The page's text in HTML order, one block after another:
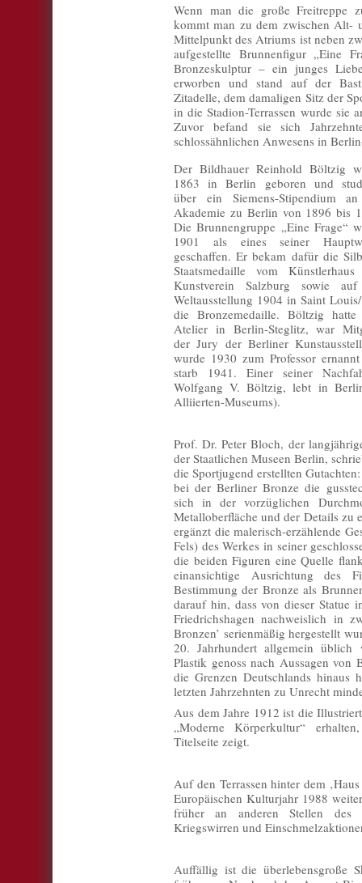
Wenn man die große Freitreppe
kommt man zu dem zwischen Alt-
Mittelpunkt des Atriums ist neben
aufgestellte Brunnenfigur „Eine
Bronzeskulptur – ein junges
erworben und stand auf der
Zitadelle, dem damaligen Sitz der
in die Stadion-Terrassen wurde sie
Zuvor befand sie sich
schlossähnlichen Anwesens in
Der Bildhauer Reinhold Böltzig
1863 in Berlin geboren und
über ein Siemens-Stipendium
Akademie zu Berlin von 1896 bis
Die Brunnengruppe „Eine Frage“
1901 als eines seiner
geschaffen. Er bekam dafür die
Staatsmedaille vom
Kunstverein Salzburg sowie
Weltausstellung 1904 in Saint
die Bronzemedaille. Böltzig hatte
Atelier in Berlin-Steglitz, war
der Jury der Berliner
wurde 1930 zum Professor
starb 1941. Einer seiner
Wolfgang V. Böltzig, lebt in
Alliierten-Museums).
Prof. Dr. Peter Bloch, der
der Staatlichen Museen Berlin,
die Sportjugend erstellten
bei der Berliner Bronze die
sich in der vorzüglichen
Metalloberfläche und der Details zu
ergänzt die malerisch-erzählende
Fels) des Werkes in seiner
die beiden Figuren eine Quelle
einansichtige Ausrichtung des
Bestimmung der Bronze als
darauf hin, dass von dieser Statue
Friedrichshagen nachweislich in
Bronzen’ serienmäßig hergestellt
20. Jahrhundert allgemein üblich
Plastik genoss nach Aussagen von
die Grenzen Deutschlands hinaus
letzten Jahrzehnten zu Unrecht
Aus dem Jahre 1912 ist die
„Moderne Körperkultur“
Titelseite zeigt.
Auf den Terrassen hinter dem
Europäischen Kulturjahr 1988
früher an anderen Stellen des
Kriegswirren und
Auffällig ist die überlebensgroße